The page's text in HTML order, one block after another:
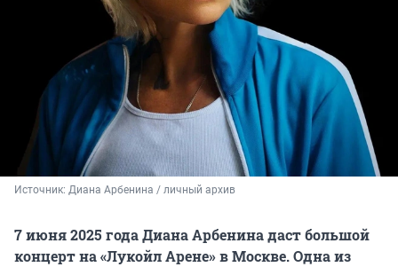
Источник: Диана Арбенина / личный архив
7 июня 2025 года Диана Арбенина даст большой
концерт на «Лукойл Арене» в Москве. Одна из